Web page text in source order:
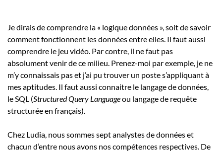
Je dirais de comprendre la « logique données », soit de savoir
comment fonctionnent les données entre elles. Il faut aussi
comprendre le jeu vidéo. Par contre, il ne faut pas
absolument venir de ce milieu. Prenez-moi par exemple, je ne
m’y connaissais pas et j’ai pu trouver un poste s’appliquant à
mes aptitudes. Il faut aussi connaitre le langage de données,
le SQL (Structured Query Languageou langage de requête
structurée en français).
Chez Ludia, nous sommes sept analystes de données et
chacun d’entre nous avons nos compétences respectives. De